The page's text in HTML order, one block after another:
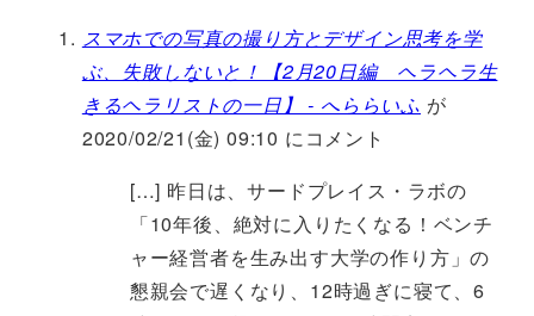
スマホでの写真の撮り方とデザイン思考を学
ぶ、失敗しないと！【2月20日編 ヘラヘラ生
きるヘラリストの一日】 - へららいふ が
2020/02/21(金) 09:10 にコメント
[…] 昨日は、サードプレイス・ラボの
「10年後、絶対に入りたくなる！ベンチ
ャー経営者を生み出す大学の作り方」の
懇親会で遅くなり、12時過ぎに寝て、6